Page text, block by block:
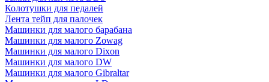
Колотушки для педалей
Лента тейп для палочек
Машинки для малого барабана
Машинки для малого Zowag
Машинки для малого Dixon
Машинки для малого DW
Машинки для малого Gibraltar